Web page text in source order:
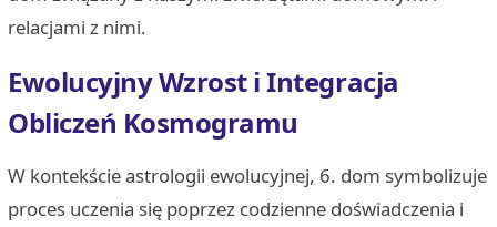
relacjami z nimi.
Ewolucyjny Wzrost i Integracja
Obliczeń Kosmogramu
W kontekście astrologii ewolucyjnej, 6. dom symbolizuje
proces uczenia się poprzez codzienne doświadczenia i